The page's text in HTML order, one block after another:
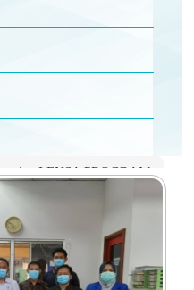
| LENSA PROGRAM